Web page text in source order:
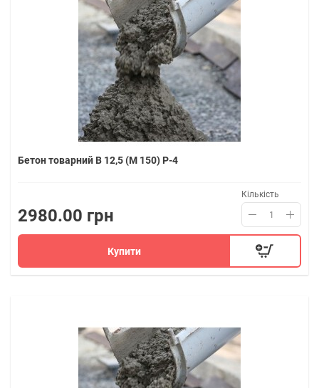
Бетон товарний В 12,5 (M 150) P-4
2980.00 грн
Кількість
Купити